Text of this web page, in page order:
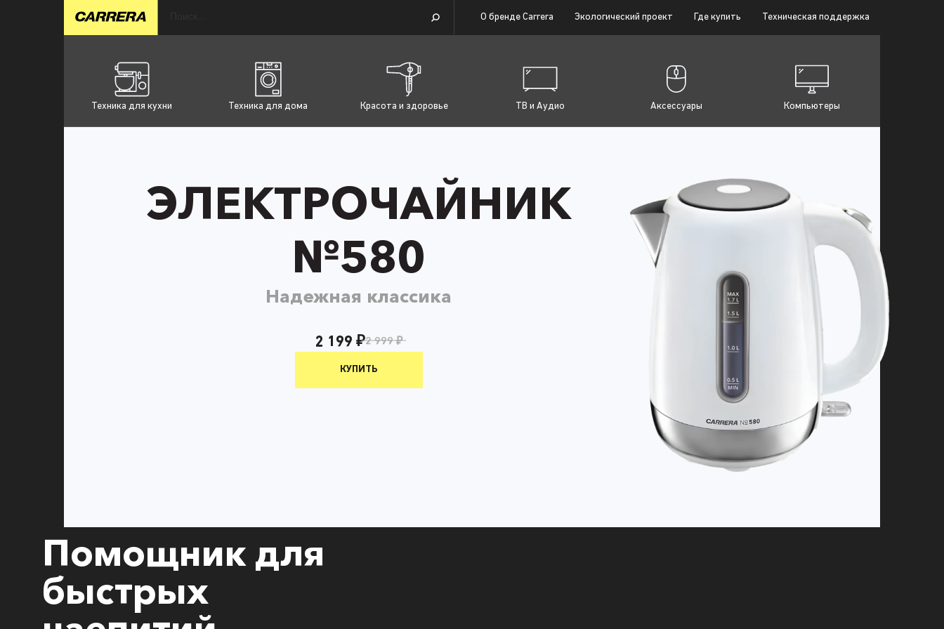
О бренде Carrera Экологический проект Где купить Техническая поддержка
Техника для кухни Техника для дома Красота и здоровье ТВ и Аудио Аксессуары Компьютеры
ЭЛЕКТРОЧАЙНИК
№580
Надежная классика
2 199 ₽2 999 ₽
КУПИТЬ
Помощник для
быстрых